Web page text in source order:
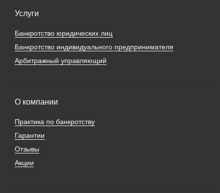
Услуги
Банкротство юридических лиц
Банкротство индивидуального предпринимателя
Арбитражный управляющий
О компании
Практика по банкротству
Гарантии
Отзывы
Акции